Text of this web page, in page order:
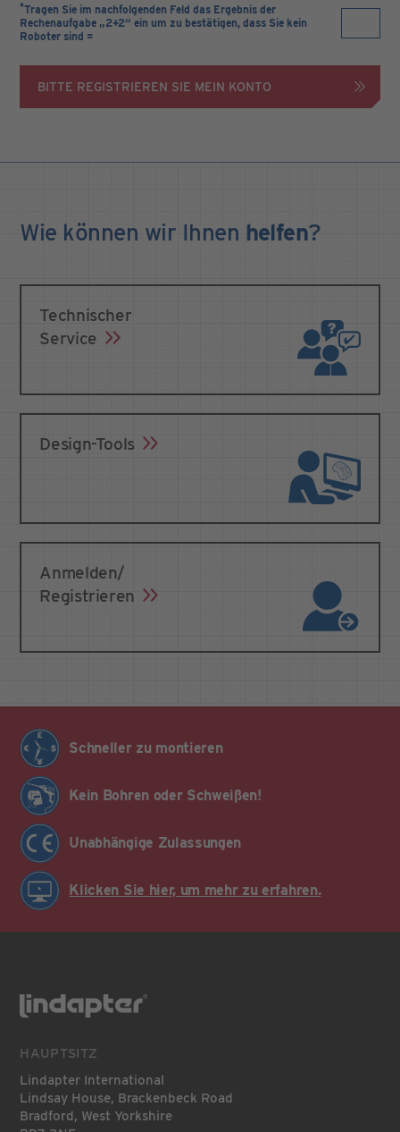
*Tragen Sie im nachfolgenden Feld das Ergebnis der
Rechenaufgabe „2+2“ ein um zu bestätigen, dass Sie kein
Roboter sind =
BITTE REGISTRIEREN SIE MEIN KONTO
Wie können wir Ihnen helfen?
Technischer
Service
Design-Tools
Anmelden/
Registrieren
Schneller zu montieren
Kein Bohren oder Schweißen!
Unabhängige Zulassungen
Klicken Sie hier, um mehr zu erfahren.
HAUPTSITZ
Lindapter International
Lindsay House, Brackenbeck Road
Bradford, West Yorkshire